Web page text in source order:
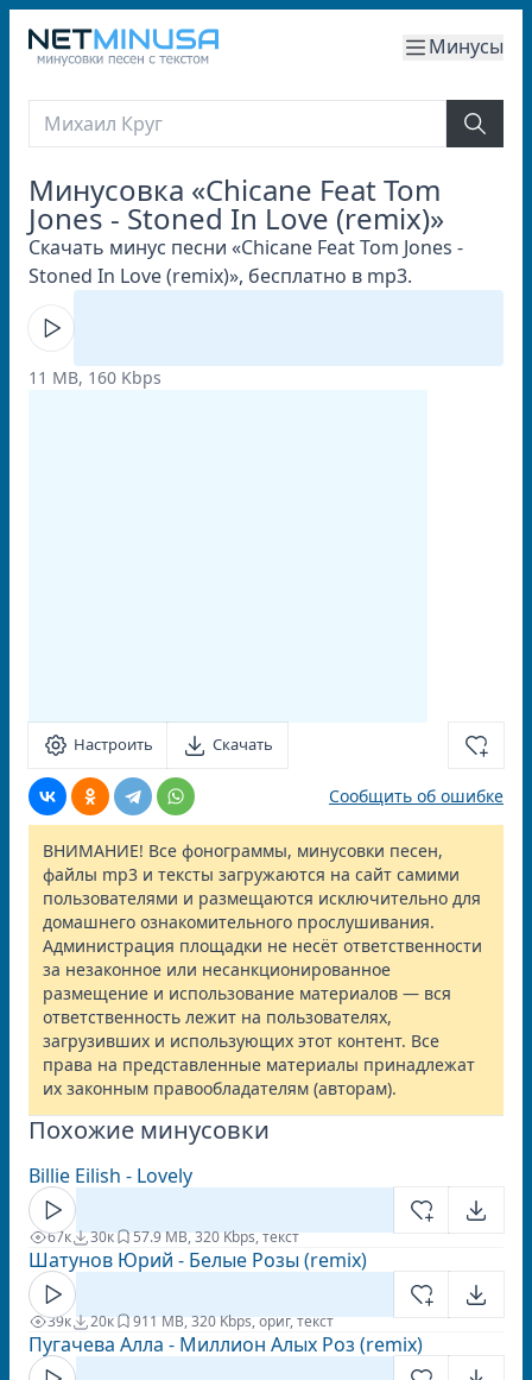
Минусы
Минусовка «Chicane Feat Tom
Jones - Stoned In Love (remix)»
Скачать минус песни «Chicane Feat Tom Jones -
Stoned In Love (remix)», бесплатно в mp3.
11 MB, 160 Kbps
Настроить Скачать
Сообщить об ошибке
ВНИМАНИЕ! Все фонограммы, минусовки песен,
файлы mp3 и тексты загружаются на сайт самими
пользователями и размещаются исключительно для
домашнего ознакомительного прослушивания.
Администрация площадки не несёт ответственности
за незаконное или несанкционированное
размещение и использование материалов — вся
ответственность лежит на пользователях,
загрузивших и использующих этот контент. Все
права на представленные материалы принадлежат
их законным правообладателям (авторам).
Похожие минусовки
Billie Eilish - Lovely
67к 30к 57.9 MB, 320 Kbps, текст
Шатунов Юрий - Белые Розы (remix)
39к 20к 911 MB, 320 Kbps, ориг, текст
Пугачева Алла - Миллион Алых Роз (remix)